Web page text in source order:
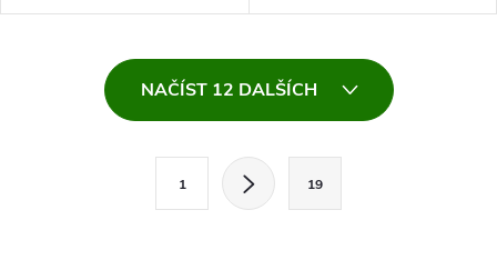
úspěchu spočívá v postupném
Nejenže atraktivní esenci
obsahuje již...
úspěchu spočívá v postupném
Nejenže atraktivní esenci
obsahuje již...
NAČÍST 12 DALŠÍCH
1 19